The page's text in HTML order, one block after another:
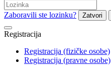
Zaboravili ste lozinku? Zatvori
Registracija
Registracija (fizičke osobe)
Registracija (pravne osobe)